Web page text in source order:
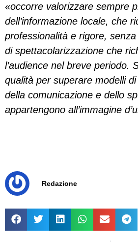
«occorre valorizzare sempre
dell’informazione locale, che
professionalità e rigore,
di spettacolarizzazione che
l’audience nel breve periodo.
qualità per superare modelli
della comunicazione e dello
appartengono all’immagine
Redazione